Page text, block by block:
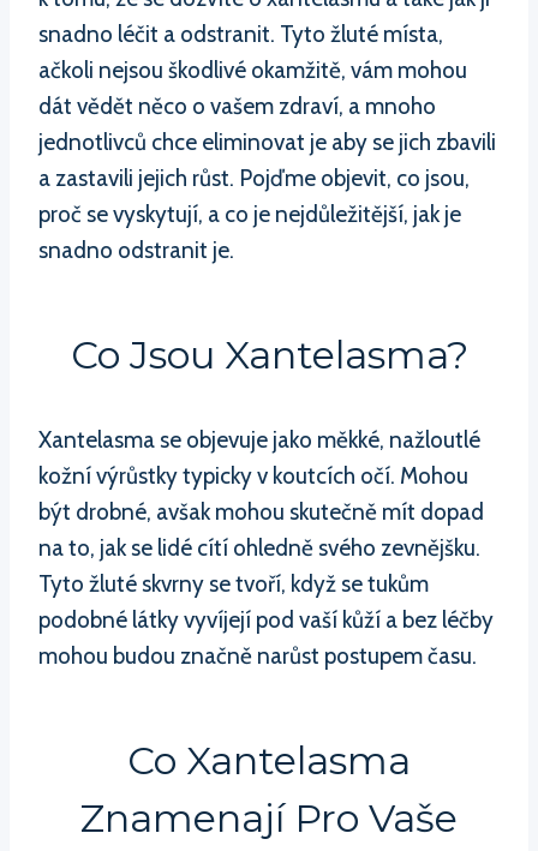
snadno léčit a odstranit. Tyto žluté místa,
ačkoli nejsou škodlivé okamžitě, vám mohou
dát vědět něco o vašem zdraví, a mnoho
jednotlivců chce eliminovat je aby se jich zbavili
a zastavili jejich růst. Pojďme objevit, co jsou,
proč se vyskytují, a co je nejdůležitější, jak je
snadno odstranit je.
Co Jsou Xantelasma?
Xantelasma se objevuje jako měkké, nažloutlé
kožní výrůstky typicky v koutcích očí. Mohou
být drobné, avšak mohou skutečně mít dopad
na to, jak se lidé cítí ohledně svého zevnějšku.
Tyto žluté skvrny se tvoří, když se tukům
podobné látky vyvíjejí pod vaší kůží a bez léčby
mohou budou značně narůst postupem času.
Co Xantelasma
Znamenají Pro Vaše